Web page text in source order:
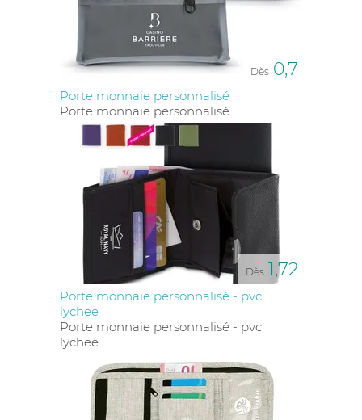
Dès 0,7
Porte monnaie personnalisé
Porte monnaie personnalisé
Dès 1,72
Porte monnaie personnalisé - pvc
lychee
Porte monnaie personnalisé - pvc
lychee